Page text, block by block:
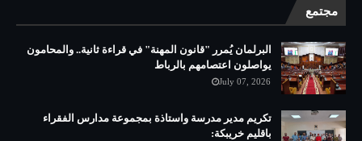
مجتمع
البرلمان يُمرر "قانون المهنة" في قراءة ثانية.. والمحامون
يواصلون اعتصامهم بالرباط
July 07, 2026
تكريم مدير مدرسة واستاذة بمجموعة مدارس الفقراء
باقليم خريبكة: